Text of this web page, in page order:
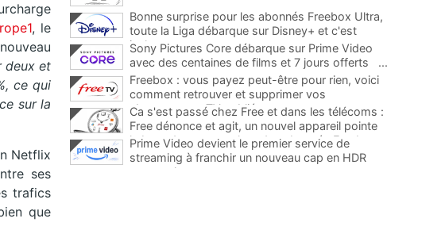
, le
deux et
ce qui
sur la
Netflix
ses
trafics
que
Bonne surprise pour les abonnés Freebox Ultra,
toute la Liga débarque sur Disney+ et c'est
inclus
Sony Pictures Core débarque sur Prime Video
avec des centaines de films et 7 jours offerts
...
Freebox : vous payez peut-être pour rien, voici
comment retrouver et supprimer vos
abonnements TV oubliés
...
Ca s'est passé chez Free et dans les télécoms :
Free dénonce et agit, un nouvel appareil pointe
le bout de son nez chez des abonnés Freebox...
Prime Video devient le premier service de
streaming à franchir un nouveau cap en HDR
avec ce lancement